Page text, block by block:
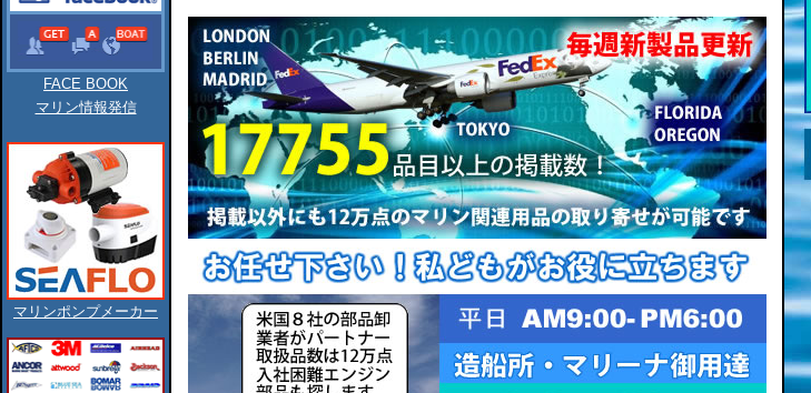
FACE BOOK
マリン情報発信
マリンポンプメーカー